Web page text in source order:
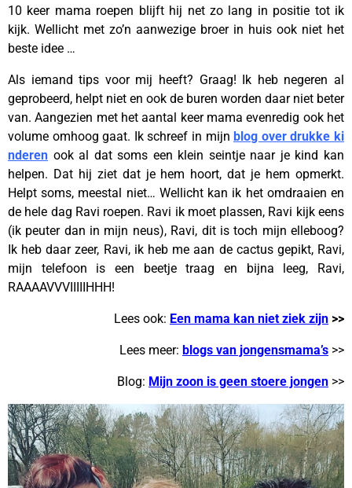
10 keer mama roepen blijft hij net zo lang in positie tot ik
kijk. Wellicht met zo’n aanwezige broer in huis ook niet het
beste idee …
Als iemand tips voor mij heeft? Graag! Ik heb negeren al
geprobeerd, helpt niet en ook de buren worden daar niet beter
van. Aangezien met het aantal keer mama evenredig ook het
volume omhoog gaat. Ik schreef in mijnblog over drukke ki
nderen ook al dat soms een klein seintje naar je kind kan
helpen. Dat hij ziet dat je hem hoort, dat je hem opmerkt.
Helpt soms, meestal niet… Wellicht kan ik het omdraaien en
de hele dag Ravi roepen. Ravi ik moet plassen, Ravi kijk eens
(ik peuter dan in mijn neus), Ravi, dit is toch mijn elleboog?
Ik heb daar zeer, Ravi, ik heb me aan de cactus gepikt, Ravi,
mijn telefoon is een beetje traag en bijna leeg, Ravi,
RAAAAVVVIIIIIHHH!
Lees ook: Een mama kan niet ziek zijn >>
Lees meer: blogs van jongensmama’s >>
Blog: Mijn zoon is geen stoere jongen >>